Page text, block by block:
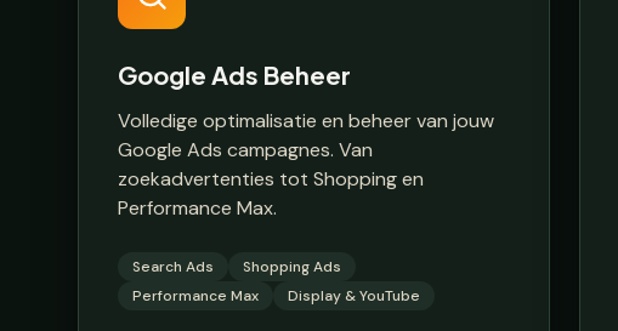
Google Ads Beheer
Volledige optimalisatie en beheer van jouw
Google Ads campagnes. Van
zoekadvertenties tot Shopping en
Performance Max.
Search Ads
Shopping Ads
Performance Max
Display & YouTube